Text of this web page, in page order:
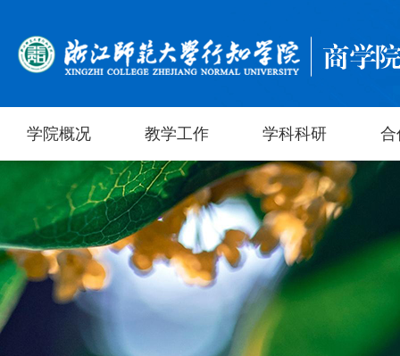
学院概况 教学工作 学科科研 合